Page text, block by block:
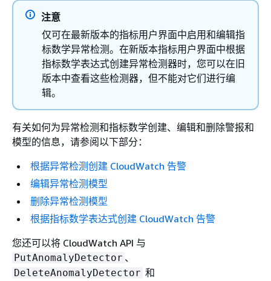
注意
仅可在最新版本的指标用户界面中启用和编辑指
标数学异常检测。在新版本指标用户界面中根据
指标数学表达式创建异常检测器时，您可以在旧
版本中查看这些检测器，但不能对它们进行编
辑。
有关如何为异常检测和指标数学创建、编辑和删除警报和
模型的信息，请参阅以下部分：
根据异常检测创建 CloudWatch 告警
编辑异常检测模型
删除异常检测模型
根据指标数学表达式创建 CloudWatch 告警
您还可以将 CloudWatch API 与
PutAnomalyDetector 、
DeleteAnomalyDetector 和